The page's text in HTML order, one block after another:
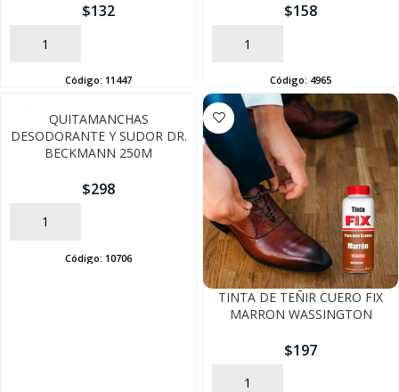
$132
AÑADIR
Código: 11447
$158
AÑADIR
Código: 4965
QUITAMANCHAS
DESODORANTE Y SUDOR DR.
BECKMANN 250M
$298
AÑADIR
Código: 10706
TINTA DE TEÑIR CUERO FIX
MARRON WASSINGTON
$197
AÑADIR
SEGUÍ COMPRANDO